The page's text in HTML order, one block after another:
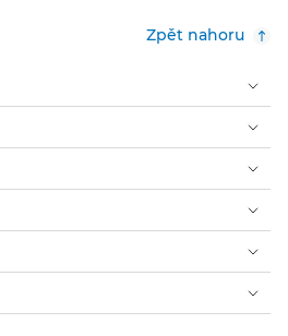
Zpět nahoru